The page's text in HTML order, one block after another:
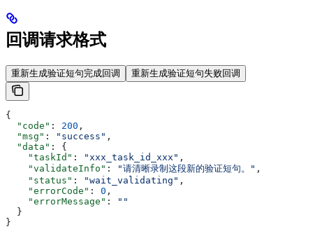
回调请求格式
重新生成验证短句完成回调 重新生成验证短句失败回调
{
  "code"
: 200 ,
  "msg"
: "success" ,
  "data"
: {
    "taskId"
: "xxx_task_id_xxx" ,
    "validateInfo"
: "请清晰录制这段新的验证短句。" ,
    "status"
: "wait_validating" ,
    "errorCode"
: 0 ,
    "errorMessage"
:
""
  }
}